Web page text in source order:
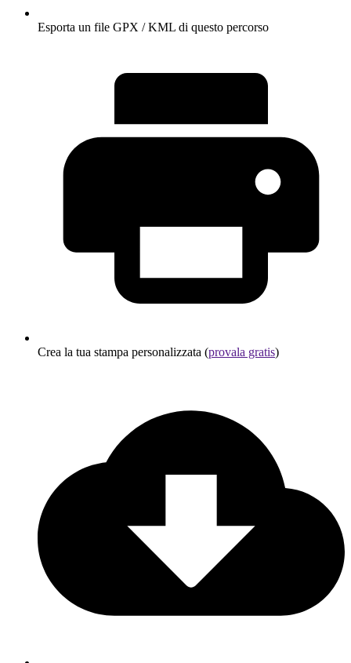
Esporta un file GPX / KML di questo percorso
Crea la tua stampa personalizzata (provala gratis)